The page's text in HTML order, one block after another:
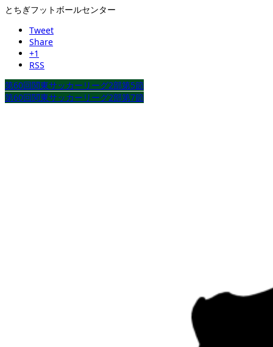
とちぎフットボールセンター
Tweet
Share
+1
RSS
第60回関東サッカーリーグ2部第5節
第60回関東サッカーリーグ2部第7節